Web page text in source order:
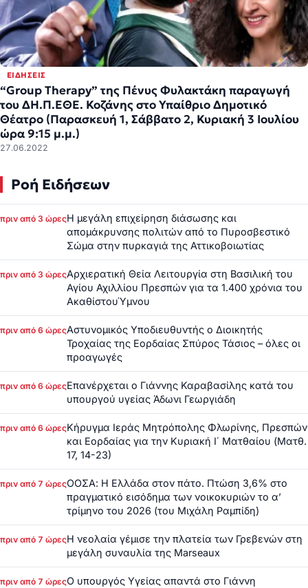
ΕΙΔΉΣΕΙΣ
“Group Therapy” της Πένυς Φυλακτάκη παραγωγή
του ΔΗ.Π.ΕΘΕ. Κοζάνης στο Υπαίθριο Δημοτικό
Θέατρο (Παρασκευή 1, Σάββατο 2, Κυριακή 3 Ιουλίου
ώρα 9:15 μ.μ.)
27.06.2022
Ροή Ειδήσεων
πριν από 3 ώρεςΗ μεγάλη επιχείρηση διάσωσης και
απομάκρυνσης πολιτών από το Πυροσβεστικό
Σώμα στην πυρκαγιά της Αττικοβοιωτίας
πριν από 3 ώρεςΑρχιερατική Θεία Λειτουργία στη Βασιλική του
Αγίου Αχιλλίου Πρεσπών για τα 1.400 χρόνια του
ΑκαθίστουΎμνου
πριν από 6 ώρεςΑστυνομικός Υποδιευθυντής ο Διοικητής
Τροχαίας της Εορδαίας Σπύρος Τάσιος – όλες οι
προαγωγές
πριν από 6 ώρεςΕπανέρχεται ο Γιάννης Καραβασίλης κατά του
υπουργού υγείας Άδωνι Γεωργιάδη
πριν από 6 ώρεςΚήρυγμα Ιεράς Μητρόπολης Φλωρίνης, Πρεσπών
και Εορδαίας για την Κυριακή Ι΄ Ματθαίου (Ματθ.
17, 14-23)
πριν από 7 ώρεςΟΟΣΑ: Η Ελλάδα στον πάτο. Πτώση 3,6% στο
πραγματικό εισόδημα των νοικοκυριών το α’
τρίμηνο του 2026 (του Μιχάλη Ραμπίδη)
πριν από 7 ώρεςΗ νεολαία γέμισε την πλατεία των Γρεβενών στη
μεγάλη συναυλία της Marseaux
πριν από 7 ώρεςΟ υπουργός Υγείας απαντά στο Γιάννη